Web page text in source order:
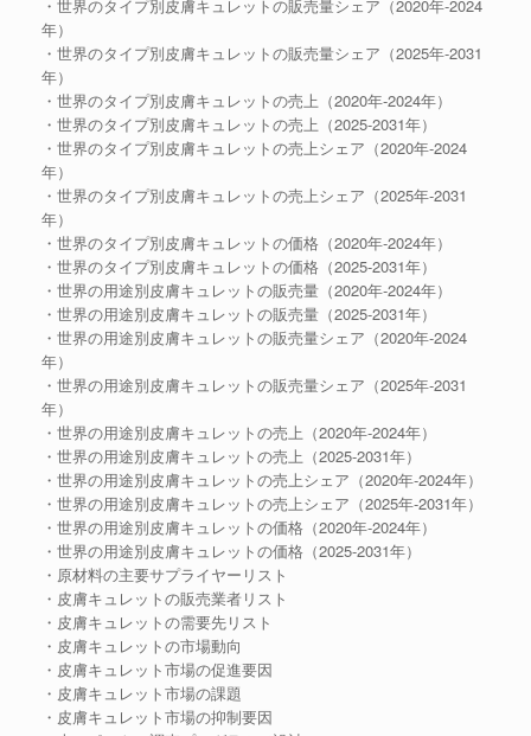
・世界のタイプ別皮膚キュレットの販売量シェア（2020年-2024
年）
・世界のタイプ別皮膚キュレットの販売量シェア（2025年-2031
年）
・世界のタイプ別皮膚キュレットの売上（2020年-2024年）
・世界のタイプ別皮膚キュレットの売上（2025-2031年）
・世界のタイプ別皮膚キュレットの売上シェア（2020年-2024
年）
・世界のタイプ別皮膚キュレットの売上シェア（2025年-2031
年）
・世界のタイプ別皮膚キュレットの価格（2020年-2024年）
・世界のタイプ別皮膚キュレットの価格（2025-2031年）
・世界の用途別皮膚キュレットの販売量（2020年-2024年）
・世界の用途別皮膚キュレットの販売量（2025-2031年）
・世界の用途別皮膚キュレットの販売量シェア（2020年-2024
年）
・世界の用途別皮膚キュレットの販売量シェア（2025年-2031
年）
・世界の用途別皮膚キュレットの売上（2020年-2024年）
・世界の用途別皮膚キュレットの売上（2025-2031年）
・世界の用途別皮膚キュレットの売上シェア（2020年-2024年）
・世界の用途別皮膚キュレットの売上シェア（2025年-2031年）
・世界の用途別皮膚キュレットの価格（2020年-2024年）
・世界の用途別皮膚キュレットの価格（2025-2031年）
・原材料の主要サプライヤーリスト
・皮膚キュレットの販売業者リスト
・皮膚キュレットの需要先リスト
・皮膚キュレットの市場動向
・皮膚キュレット市場の促進要因
・皮膚キュレット市場の課題
・皮膚キュレット市場の抑制要因